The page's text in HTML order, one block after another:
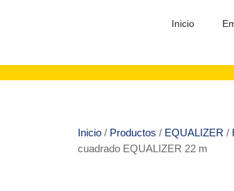
Inicio
Inicio / Productos / EQUALIZER /
cuadrado EQUALIZER 22 m